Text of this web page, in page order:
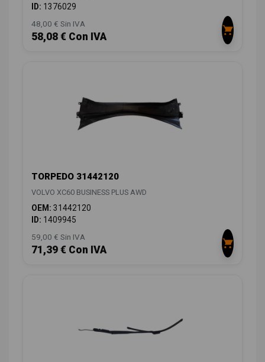
ID: 1376029
48,00 € Sin IVA
58,08 € Con IVA
TORPEDO 31442120
VOLVO XC60 BUSINESS PLUS AWD
OEM: 31442120
ID: 1409945
59,00 € Sin IVA
71,39 € Con IVA